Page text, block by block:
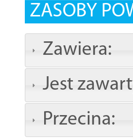
ZASOBY
Zawiera:
Jest
Przecina: